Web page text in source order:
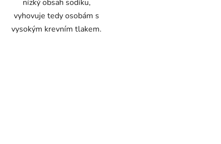
nízký obsah sodíku,
vyhovuje tedy osobám s
vysokým krevním tlakem.